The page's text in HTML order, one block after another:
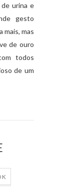
urina e
gesto
mais, mas
de ouro
todos
de um